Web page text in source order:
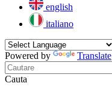
english
italiano
Powered by Translate
Cauta